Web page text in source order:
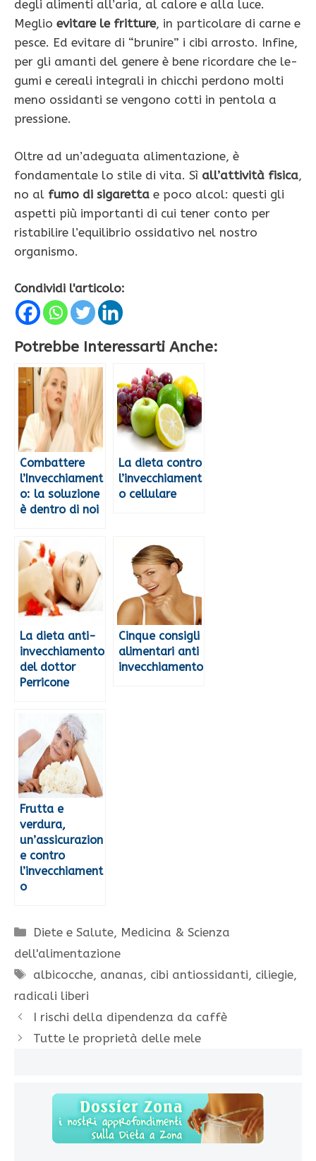
degli alimenti all’aria, al calore e alla luce.
Meglio evitare le fritture, in particolare di carne e
pesce. Ed evitare di “brunire” i cibi arro­sto. Infine,
per gli amanti del genere è bene ricordare che le­
gumi e cereali integrali in chicchi perdono molti
meno ossidanti se vengono cotti in pentola a
pressione.
Oltre ad un’adeguata alimenta­zione, è
fondamentale lo stile di vita. Sì all’attività fisica,
no al fumo di sigaretta e poco alcol: questi gli
aspetti più importanti di cui tener conto per
ristabilire l’equilibrio ossidativo nel no­stro
organismo.
Condividi l'articolo:
Potrebbe Interessarti Anche:
Combattere
l’Invecchiament
o: la soluzione
è dentro di noi
La dieta contro
l’invecchiament
o cellulare
La dieta anti-
invecchiamento
del dottor
Perricone
Cinque consigli
alimentari anti
invecchiamento
Frutta e
verdura,
un’assicurazion
e contro
l’invecchiament
o
Categorie
Diete e Salute, Medicina & Scienza
dell'alimentazione
Tag
albicocche, ananas, cibi antiossidanti, ciliegie,
radicali liberi
I rischi della dipendenza da caffè
Tutte le proprietà delle mele